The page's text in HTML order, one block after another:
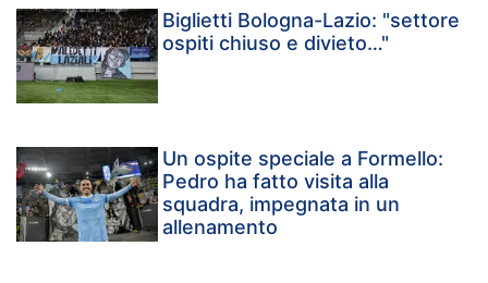
Biglietti Bologna-Lazio: "settore
ospiti chiuso e divieto…"
Un ospite speciale a Formello:
Pedro ha fatto visita alla
squadra, impegnata in un
allenamento